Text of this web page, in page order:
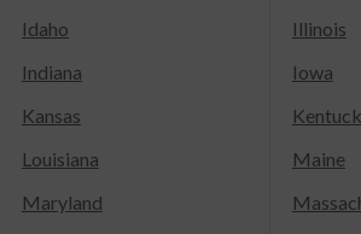
Idaho
Illinois
Indiana
Iowa
Kansas
Louisiana
Maine
Maryland